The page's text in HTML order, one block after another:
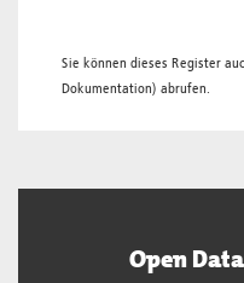
Sie können dieses Register
Dokumentation) abrufen.
Open